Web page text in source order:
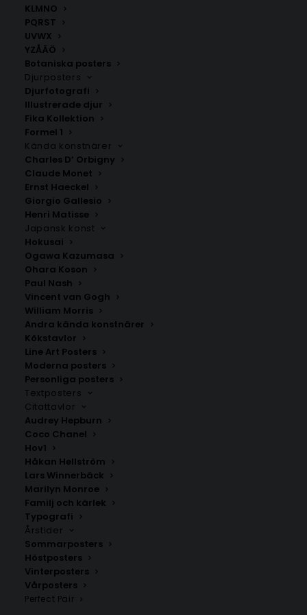
KLMNO
PQRST
UVWX
YZÅÄÖ
Botaniska posters
Djurposters
Djurfotografi
Illustrerade djur
Fika Kollektion
Formel 1
Kända konstnärer
Charles D’ Orbigny
Claude Monet
Ernst Haeckel
Giorgio Gallesio
Henri Matisse
Japansk konst
Hokusai
Ogawa Kazumasa
Ohara Koson
Paul Nash
Vincent van Gogh
William Morris
Andra kända konstnärer
Kökstavlor
Line Art Posters
Moderna posters
Personliga posters
Textposters
Citattavlor
Audrey Hepburn
Coco Chanel
Hov1
Håkan Hellström
Lars Winnerbäck
Marilyn Monroe
Familj och kärlek
Typografi
Årstider
Sommarposters
Höstposters
Vinterposters
Vårposters
Perfect Pair
perfekt att rama in och kombinera med andra
posters som du kan hitta hos Madde Design, t.ex.
´s play
Välj mellan två färger och fyra olika storlekar: 50×70
cm, 40×50 cm, 30×40 cm och 21×30 cm.
Barnposters,Textposters
ANDRA KÖPTE ÄVEN
Pastell Nalle
Fr.99.00